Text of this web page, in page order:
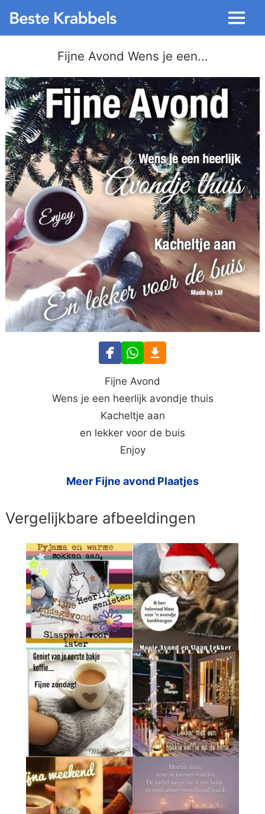
Menu
Fijne Avond Wens je een...
Fijne Avond
Wens je een heerlijk avondje thuis
Kacheltje aan
en lekker voor de buis
Enjoy
Meer Fijne avond Plaatjes
Vergelijkbare afbeeldingen